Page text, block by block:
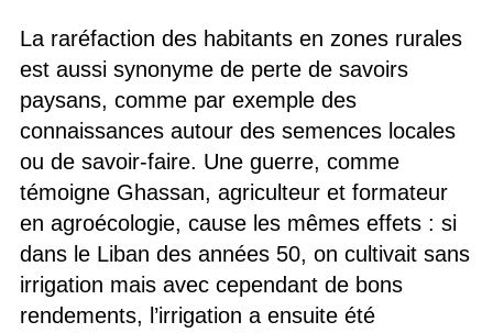
La raréfaction des habitants en zones rurales
est aussi synonyme de perte de savoirs
paysans, comme par exemple des
connaissances autour des semences locales
ou de savoir-faire. Une guerre, comme
témoigne Ghassan, agriculteur et formateur
en agroécologie, cause les mêmes effets : si
dans le Liban des années 50, on cultivait sans
irrigation mais avec cependant de bons
rendements, l’irrigation a ensuite été